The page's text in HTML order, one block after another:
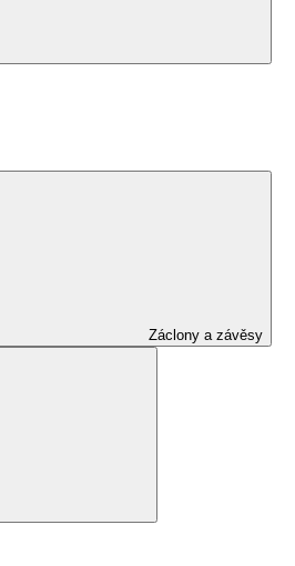
Záclony a závěsy